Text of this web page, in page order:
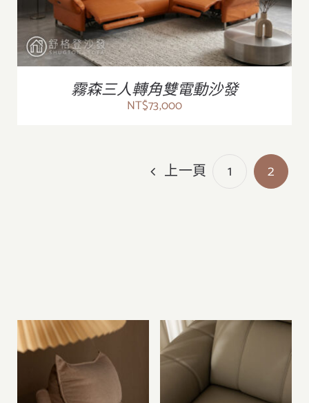
霧森三人轉角雙電動沙發
NT$73,000
上一頁 1 2